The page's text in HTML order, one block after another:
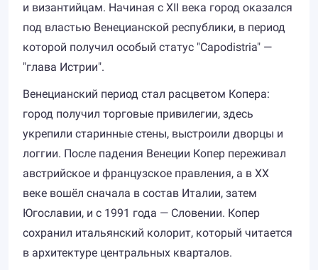
и византийцам. Начиная с XII века город оказался
под властью Венецианской республики, в период
которой получил особый статус "Capodistria" —
"глава Истрии".
Венецианский период стал расцветом Копера:
город получил торговые привилегии, здесь
укрепили старинные стены, выстроили дворцы и
логгии. После падения Венеции Копер переживал
австрийское и французское правления, а в XX
веке вошёл сначала в состав Италии, затем
Югославии, и с 1991 года — Словении. Копер
сохранил итальянский колорит, который читается
в архитектуре центральных кварталов.